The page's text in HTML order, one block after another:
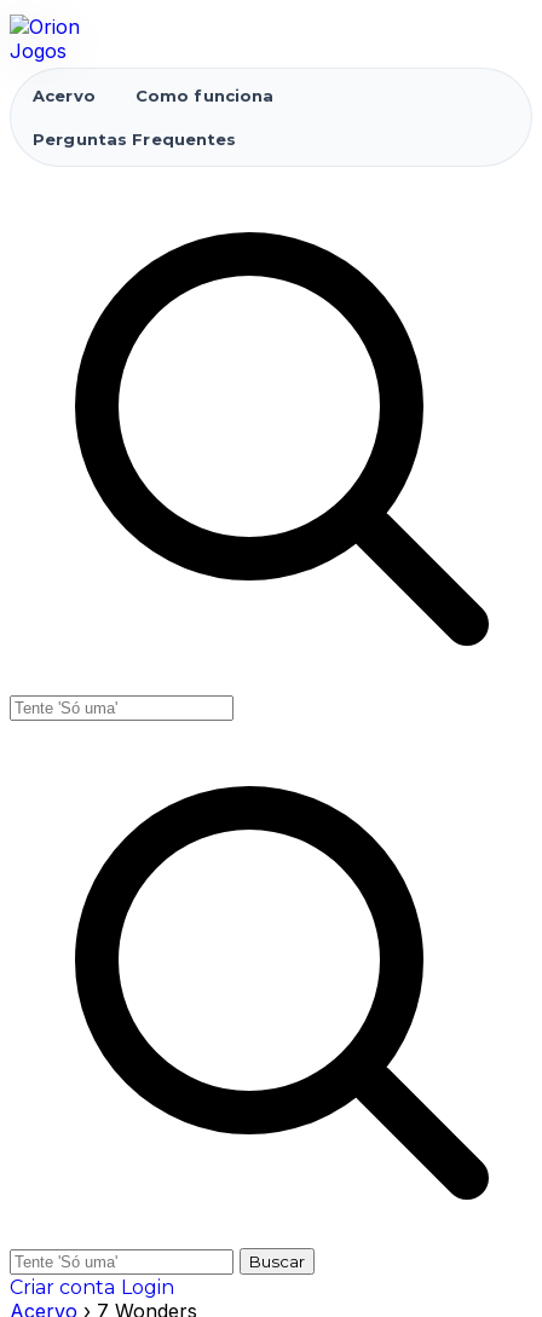
Acervo Como funciona
Perguntas Frequentes
Buscar
Criar conta Login
Acervo › 7 Wonders